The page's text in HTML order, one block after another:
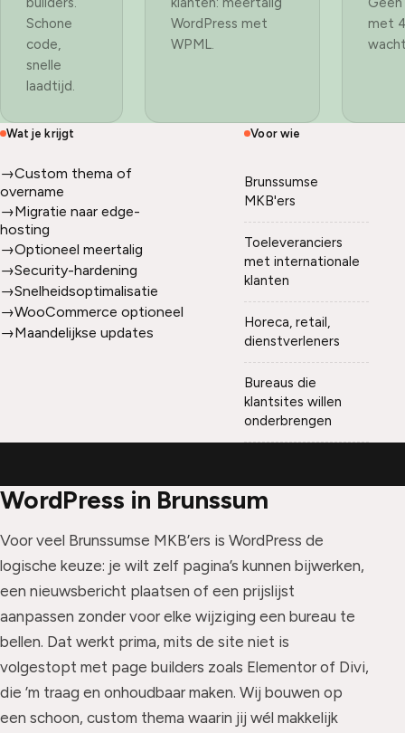
Schone
code,
snelle
laadtijd.
WordPress met
WPML.
met
Wat je krijgt
→Custom thema of
overname
→Migratie naar edge-
hosting
→Optioneel meertalig
→Security-hardening
→Snelheidsoptimalisatie
→WooCommerce optioneel
→Maandelijkse updates
Voor wie
Brunssumse
MKB'ers
Toeleveranciers
met internationale
klanten
Horeca, retail,
dienstverleners
Bureaus die
klantsites willen
onderbrengen
WordPress in Brunssum
Voor veel Brunssumse MKB’ers is WordPress de
logische keuze: je wilt zelf pagina’s kunnen bijwerken,
een nieuwsbericht plaatsen of een prijslijst
aanpassen zonder voor elke wijziging een bureau te
bellen. Dat werkt prima, mits de site niet is
volgestopt met page builders zoals Elementor of Divi,
die ’m traag en onhoudbaar maken. Wij bouwen op
een schoon, custom thema waarin jij wél makkelijk